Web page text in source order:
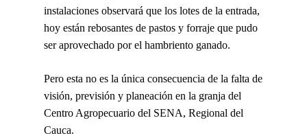
instalaciones observará que los lotes de la entrada,
hoy están rebosantes de pastos y forraje que pudo
ser aprovechado por el hambriento ganado.
Pero esta no es la única consecuencia de la falta de
visión, previsión y planeación en la granja del
Centro Agropecuario del SENA, Regional del
Cauca.